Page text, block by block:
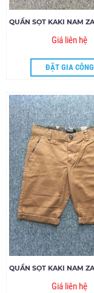
Giá liên hệ
ĐẶT GIA CÔNG
Giá liên hệ